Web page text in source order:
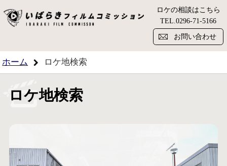
い
ロケの相談はこちら
TEL.0296-71-5166
お問い合わせ
ホーム ロケ地検索
ロケ地検索